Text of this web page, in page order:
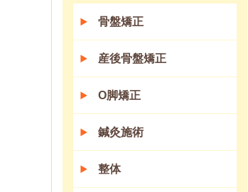
骨盤矯正
産後骨盤矯正
O脚矯正
鍼灸施術
整体